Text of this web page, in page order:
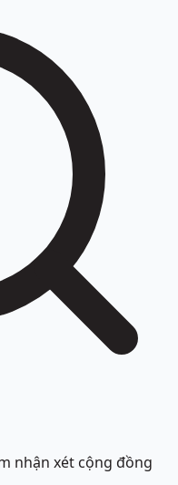
nhận xét cộng đồng